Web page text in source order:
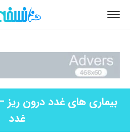
بیماری های غدد درون ریز
غدد